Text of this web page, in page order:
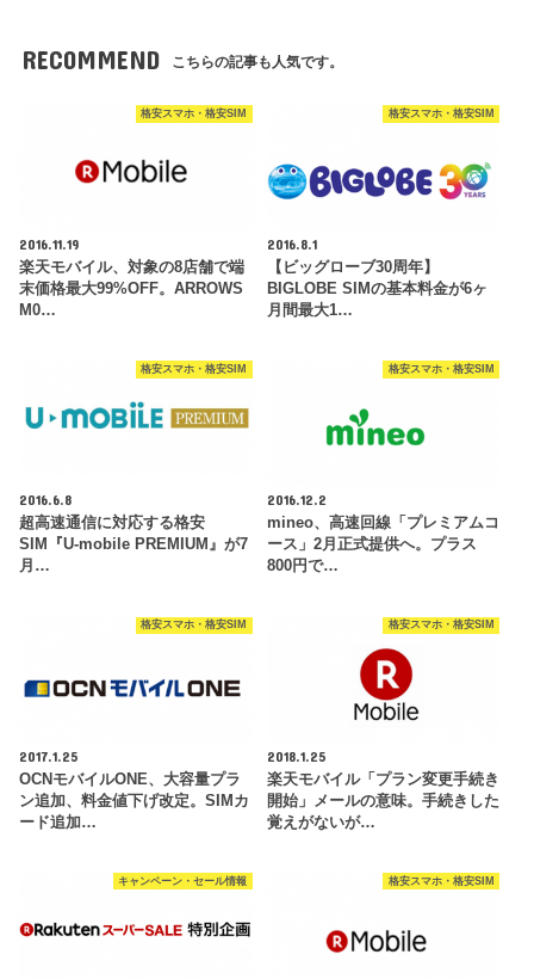
RECOMMEND こちらの記事も人気です。
格安スマホ・格安SIM
2016.11.19
楽天モバイル、対象の8店舗で端
末価格最大99%OFF。ARROWS
M0…
格安スマホ・格安SIM
2016.8.1
【ビッグローブ30周年】
BIGLOBE SIMの基本料金が6ヶ
月間最大1…
格安スマホ・格安SIM
2016.6.8
超高速通信に対応する格安
SIM『U-mobile PREMIUM』が7
月…
格安スマホ・格安SIM
2016.12.2
mineo、高速回線「プレミアムコ
ース」2月正式提供へ。プラス
800円で…
格安スマホ・格安SIM
2017.1.25
OCNモバイルONE、大容量プラ
ン追加、料金値下げ改定。SIMカ
ード追加…
格安スマホ・格安SIM
2018.1.25
楽天モバイル「プラン変更手続き
開始」メールの意味。手続きした
覚えがないが…
キャンペーン・セール情報 格安スマホ・格安SIM